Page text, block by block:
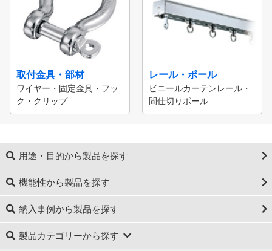
取付金具・部材
ワイヤー・固定金具・フッ
ク・クリップ
レール・ポール
ビニールカーテンレール・
間仕切りポール
用途・目的から製品を探す
機能性から製品を探す
納入事例から製品を探す
製品カテゴリーから探す